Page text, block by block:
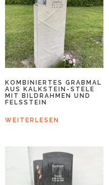
KOMBINIERTES GRABMAL
AUS KALKSTEIN-STELE
MIT BILDRAHMEN UND
FELSSTEIN
WEITERLESEN